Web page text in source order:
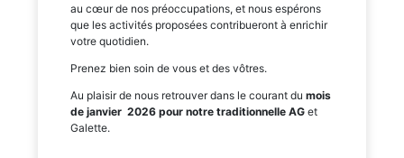
au cœur de nos préoccupations, et nous espérons
que les activités proposées contribueront à enrichir
votre quotidien.
Prenez bien soin de vous et des vôtres.
Au plaisir de nous retrouver dans le courant du mois
de janvier 2026 pour notre traditionnelle AG et
Galette.